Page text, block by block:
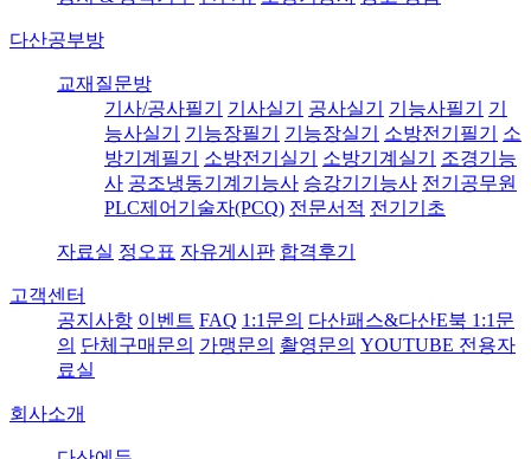
다산공부방
교재질문방
기사/공사필기
기사실기 공사실기 기능사필기
기
능사실기
기능장필기 기능장실기 소방전기필기
소
방기계필기
소방전기실기 소방기계실기
조경기능
사 공조냉동기계기능사 승강기기능사 전기공무원
PLC제어기술자(PCQ) 전문서적 전기기초
자료실 정오표 자유게시판 합격후기
고객센터
공지사항 이벤트 FAQ 1:1문의 다산패스&다산E북 1:1문
의 단체구매문의 가맹문의 촬영문의 YOUTUBE 전용자
료실
회사소개